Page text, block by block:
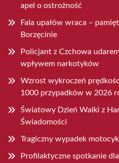
apel o ostrożność
Fala upałów wraca –
Borzęcinie
Policjant z Czchowa
wpływem narkotyków
Wzrost wykroczeń
1000 przypadków w 2026
Światowy Dzień Walki z
Świadomości
Tragiczny wypadek
Profilaktyczne spotkanie